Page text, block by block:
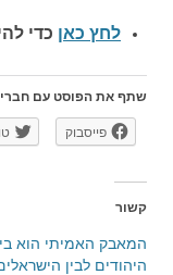
לחץ כאן כדי
שתף את הפוסט עם
פייסבוק
קשור
המאבק האמיתי הוא
היהודים לבין